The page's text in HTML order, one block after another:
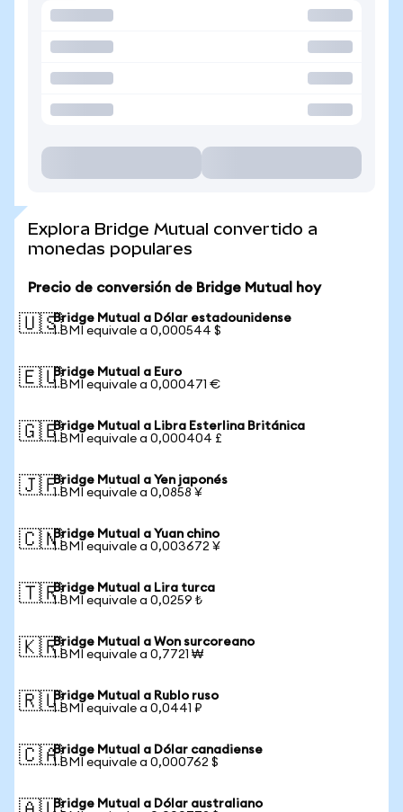
Explora Bridge Mutual convertido a
monedas populares
Precio de conversión de Bridge Mutual hoy
🇺🇸Bridge Mutual a Dólar estadounidense
1 BMI equivale a 0,000544 $
🇪🇺Bridge Mutual a Euro
1 BMI equivale a 0,000471 €
🇬🇧Bridge Mutual a Libra Esterlina Británica
1 BMI equivale a 0,000404 £
🇯🇵Bridge Mutual a Yen japonés
1 BMI equivale a 0,0858 ¥
🇨🇳Bridge Mutual a Yuan chino
1 BMI equivale a 0,003672 ¥
🇹🇷Bridge Mutual a Lira turca
1 BMI equivale a 0,0259 ₺
🇰🇷Bridge Mutual a Won surcoreano
1 BMI equivale a 0,7721 ₩
🇷🇺Bridge Mutual a Rublo ruso
1 BMI equivale a 0,0441 ₽
🇨🇦Bridge Mutual a Dólar canadiense
1 BMI equivale a 0,000762 $
Bridge Mutual a Dólar australiano